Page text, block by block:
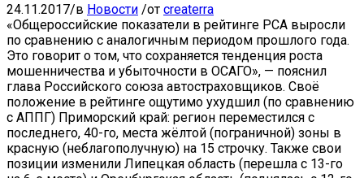
24.11.2017/в Новости /от createrra
«Общероссийские показатели в рейтинге РСА выросли
по сравнению с аналогичным периодом прошлого года.
Это говорит о том, что сохраняется тенденция роста
мошенничества и убыточности в ОСАГО», — пояснил
глава Российского союза автостраховщиков. Своё
положение в рейтинге ощутимо ухудшил (по сравнению
с АППГ) Приморский край: регион переместился с
последнего, 40-го, места жёлтой (пограничной) зоны в
красную (неблагополучную) на 15 строчку. Также свои
позиции изменили Липецкая область (перешла с 13-го